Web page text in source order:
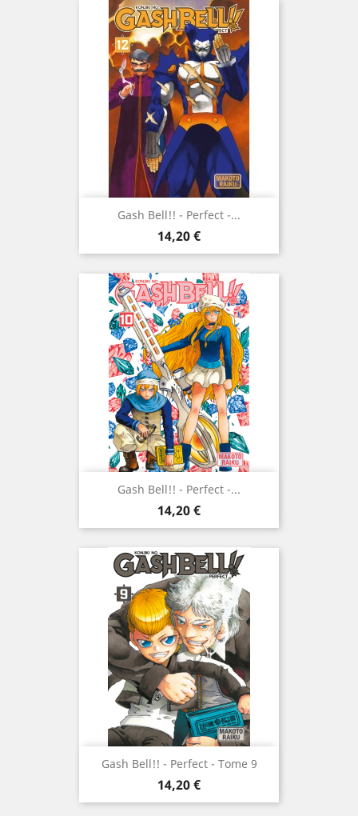
Gash Bell!! - Perfect -...
Prix
14,20 €
Gash Bell!! - Perfect -...
Prix
14,20 €
Gash Bell!! - Perfect - Tome 9
Prix
14,20 €